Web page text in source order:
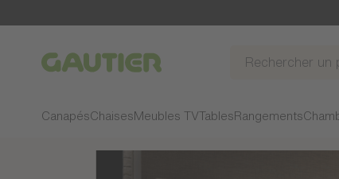
Gautier
CanapésChaises Meubles TVTables Rangements